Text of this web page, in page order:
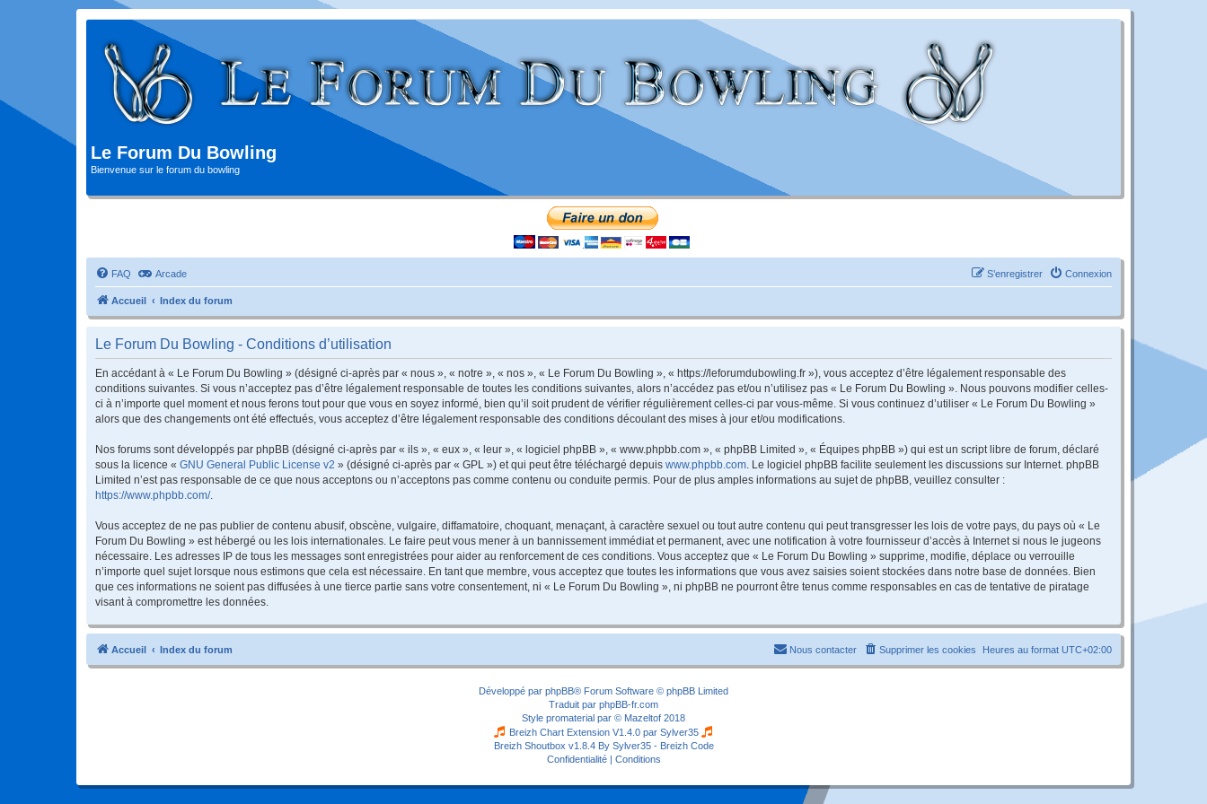
Le Forum Du Bowling
Bienvenue sur le forum du bowling
FAQ Arcade Connexion
S’enregistrer
Accueil Index du forum
Le Forum Du Bowling - Conditions d’utilisation
En accédant à « Le Forum Du Bowling » (désigné ci-après par « nous », « notre », « nos », « Le Forum Du Bowling », « https://leforumdubowling.fr »), vous acceptez d’être légalement responsable des
conditions suivantes. Si vous n’acceptez pas d’être légalement responsable de toutes les conditions suivantes, alors n’accédez pas et/ou n’utilisez pas « Le Forum Du Bowling ». Nous pouvons modifier celles-
ci à n’importe quel moment et nous ferons tout pour que vous en soyez informé, bien qu’il soit prudent de vérifier régulièrement celles-ci par vous-même. Si vous continuez d’utiliser « Le Forum Du Bowling »
alors que des changements ont été effectués, vous acceptez d’être légalement responsable des conditions découlant des mises à jour et/ou modifications.
Nos forums sont développés par phpBB (désigné ci-après par « ils », « eux », « leur », « logiciel phpBB », « www.phpbb.com », « phpBB Limited », « Équipes phpBB ») qui est un script libre de forum, déclaré
sous la licence « GNU General Public License v2 » (désigné ci-après par « GPL ») et qui peut être téléchargé depuis www.phpbb.com . Le logiciel phpBB facilite seulement les discussions sur Internet. phpBB
Limited n’est pas responsable de ce que nous acceptons ou n’acceptons pas comme contenu ou conduite permis. Pour de plus amples informations au sujet de phpBB, veuillez consulter :
https://www.phpbb.com/.
Vous acceptez de ne pas publier de contenu abusif, obscène, vulgaire, diffamatoire, choquant, menaçant, à caractère sexuel ou tout autre contenu qui peut transgresser les lois de votre pays, du pays où « Le
Forum Du Bowling » est hébergé ou les lois internationales. Le faire peut vous mener à un bannissement immédiat et permanent, avec une notification à votre fournisseur d’accès à Internet si nous le jugeons
nécessaire. Les adresses IP de tous les messages sont enregistrées pour aider au renforcement de ces conditions. Vous acceptez que « Le Forum Du Bowling » supprime, modifie, déplace ou verrouille
n’importe quel sujet lorsque nous estimons que cela est nécessaire. En tant que membre, vous acceptez que toutes les informations que vous avez saisies soient stockées dans notre base de données. Bien
que ces informations ne soient pas diffusées à une tierce partie sans votre consentement, ni « Le Forum Du Bowling », ni phpBB ne pourront être tenus comme responsables en cas de tentative de piratage
visant à compromettre les données.
Accueil Index du forum Heures au format UTC+02:00
Supprimer les cookies
Nous contacter
Développé par phpBB® Forum Software © phpBB Limited
Traduit par phpBB-fr.com
Style promaterial par © Mazeltof 2018
Breizh Chart Extension V1.4.0 par Sylver35
Breizh Shoutbox v1.8.4 By Sylver35 - Breizh Code
Confidentialité| Conditions